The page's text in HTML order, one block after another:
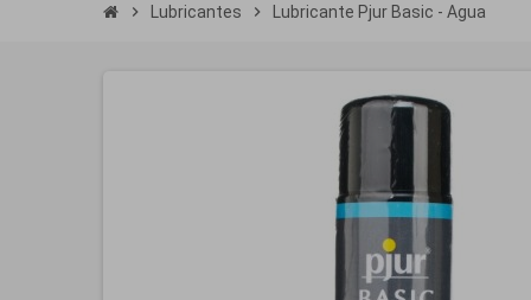
chevron_right Lubricantes chevron_right Lubricante Pjur Basic - Agua